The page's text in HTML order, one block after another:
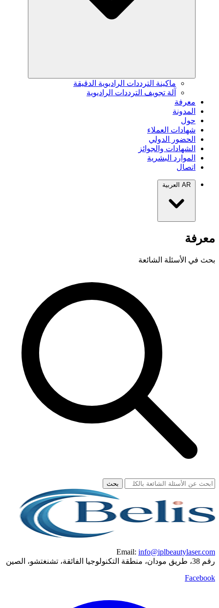
ماكينة الترددات الراديوية الدقيقة
آلة تجويف الترددات الراديوية
معرفة
المدونة
حول
شهادات العملاء
الحضور الدولي
الشهادات والجوائز
الموارد البشرية
اتصال
AR العربية
معرفة
بحث في الأسئلة الشائعة
بحث
Email: info@iplbeautylaser.com
رقم 38، طريق مودان، منطقة التكنولوجيا الفائقة، تشنغتشو، الصين
Facebook